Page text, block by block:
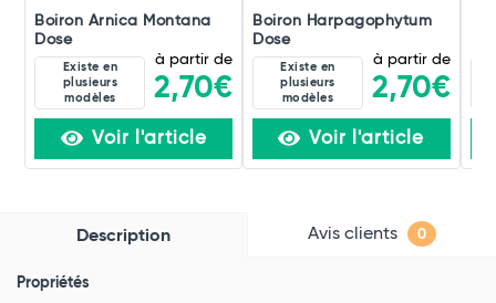
Boiron Arnica Montana
Dose
Existe en
plusieurs
modèles
à partir de
2,70€
Voir l'article
Boiron Harpagophytum
Dose
Existe en
plusieurs
modèles
à partir de
2,70€
Voir l'article
Description Avis clients 0
Propriétés